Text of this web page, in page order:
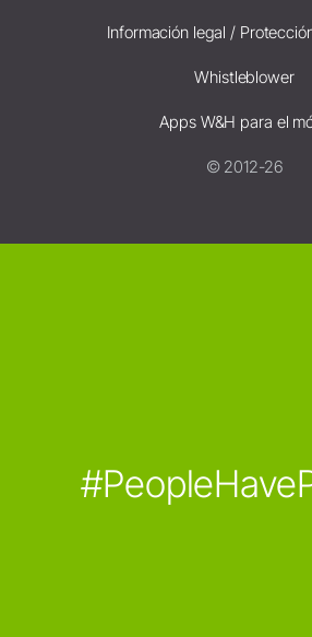
Información legal /
Whistleblower
Apps W&H para el
© 2012-26